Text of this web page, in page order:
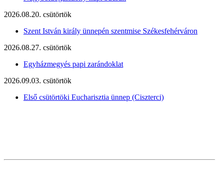
2026.08.20. csütörtök
Szent István király ünnepén szentmise Székesfehérváron
2026.08.27. csütörtök
Egyházmegyés papi zarándoklat
2026.09.03. csütörtök
Első csütörtöki Eucharisztia ünnep (Ciszterci)